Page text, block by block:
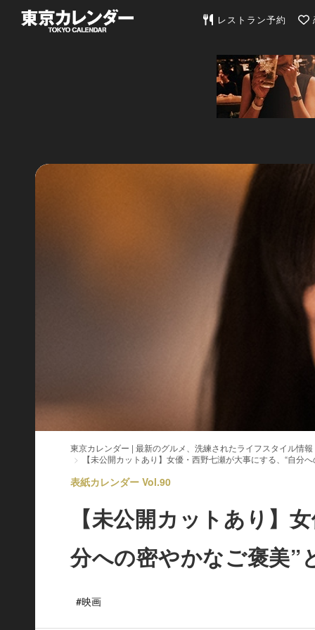
東京カレンダー | 最新
レストラン予約
東京カレンダー | 最新のグルメ、洗練されたライフスタイル情報
【未公開カットあり】女優・西野七瀬が大事にする、“自分
表紙カレンダー Vol.90
【未公開カットあり】
分への密やかなご褒美”
#映画